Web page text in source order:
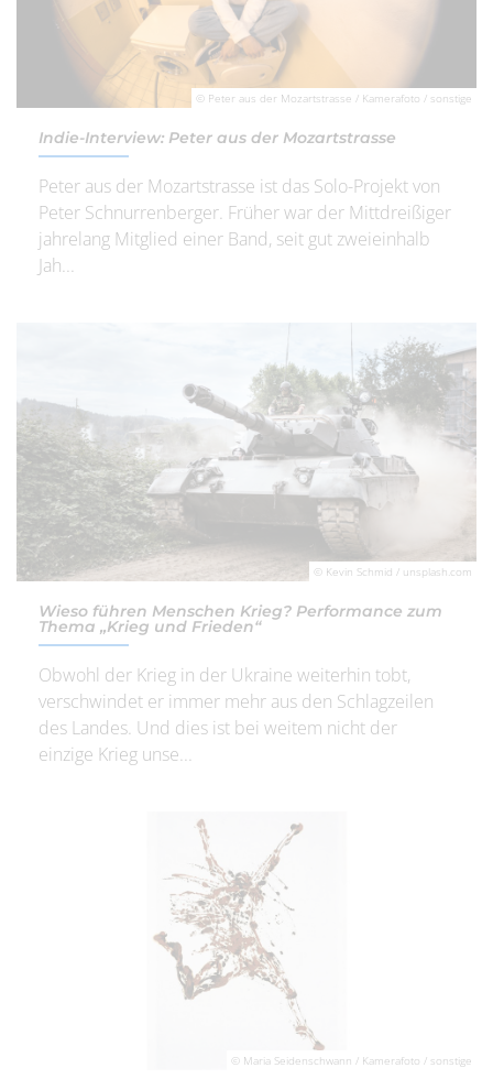
© Peter aus der Mozartstrasse / Kamerafoto / sonstige
Indie-Interview: Peter aus der Mozartstrasse
Peter aus der Mozartstrasse ist das Solo-Projekt von
Peter Schnurrenberger. Früher war der Mittdreißiger
jahrelang Mitglied einer Band, seit gut zweieinhalb
Jah...
© Kevin Schmid / unsplash.com
Wieso führen Menschen Krieg? Performance zum
Thema „Krieg und Frieden“
Obwohl der Krieg in der Ukraine weiterhin tobt,
verschwindet er immer mehr aus den Schlagzeilen
des Landes. Und dies ist bei weitem nicht der
einzige Krieg unse...
© Maria Seidenschwann / Kamerafoto / sonstige